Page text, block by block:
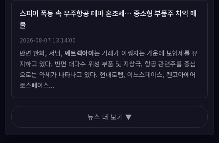
스피어 폭등 속 우주항공 테마 혼조세… 중소형 부품주 차익 매
물
2026-08-07 13:14:00
반면 한화, 서남, 쎄트렉아이는 거래가 이뤄지는 가운데 보합세를 유
지하고 있다. 반면 대다수 위성 부품 및 지상국, 항공 관련주를 중심
으로는 약세가 나타나고 있다. 현대로템, 이노스페이스, 켄코아에어
로스페이스...
뉴스 더 보기 ▼